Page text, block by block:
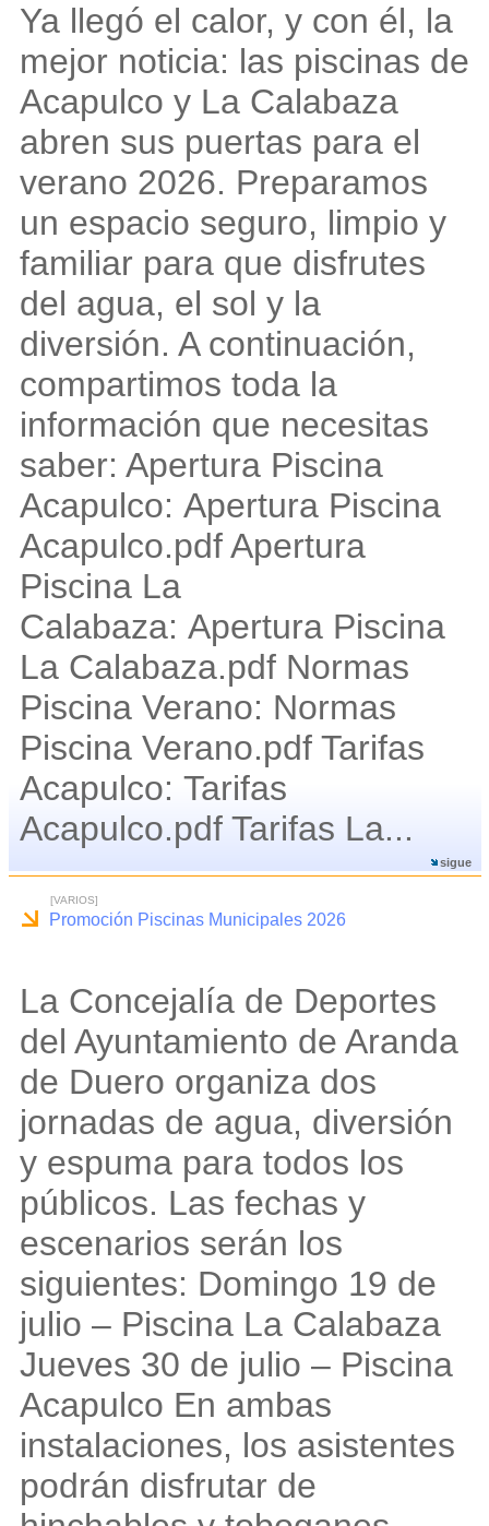
Ya llegó el calor, y con él, la
mejor noticia: las piscinas de
Acapulco y La Calabaza
abren sus puertas para el
verano 2026. Preparamos
un espacio seguro, limpio y
familiar para que disfrutes
del agua, el sol y la
diversión. A continuación,
compartimos toda la
información que necesitas
saber: Apertura Piscina
Acapulco: Apertura Piscina
Acapulco.pdf Apertura
Piscina La
Calabaza: Apertura Piscina
La Calabaza.pdf Normas
Piscina Verano: Normas
Piscina Verano.pdf Tarifas
Acapulco: Tarifas
Acapulco.pdf Tarifas La...
sigue
[VARIOS]
Promoción Piscinas Municipales 2026
La Concejalía de Deportes
del Ayuntamiento de Aranda
de Duero organiza dos
jornadas de agua, diversión
y espuma para todos los
públicos. Las fechas y
escenarios serán los
siguientes: Domingo 19 de
julio – Piscina La Calabaza
Jueves 30 de julio – Piscina
Acapulco En ambas
instalaciones, los asistentes
podrán disfrutar de